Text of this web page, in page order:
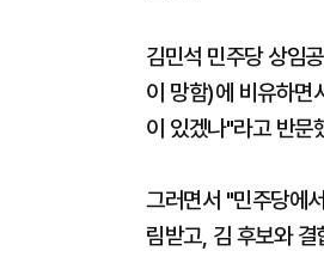
김민석 민주당 상임
이 망함)에 비유하면
이 있겠나"라고 반문
그러면서 "민주당에
림받고, 김 후보와